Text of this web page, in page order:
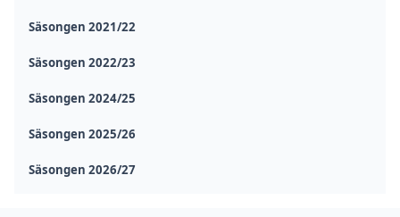
Säsongen 2021/22
Säsongen 2022/23
Säsongen 2024/25
Säsongen 2025/26
Säsongen 2026/27